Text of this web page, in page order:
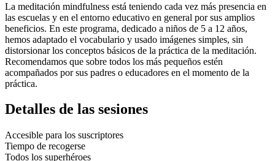
La meditación mindfulness está teniendo cada vez más presencia en
las escuelas y en el entorno educativo en general por sus amplios
beneficios. En este programa, dedicado a niños de 5 a 12 años,
hemos adaptado el vocabulario y usado imágenes simples, sin
distorsionar los conceptos básicos de la práctica de la meditación.
Recomendamos que sobre todos los más pequeños estén
acompañados por sus padres o educadores en el momento de la
práctica.
Detalles de las sesiones
Accesible para los suscriptores
Tiempo de recogerse
Todos los superhéroes